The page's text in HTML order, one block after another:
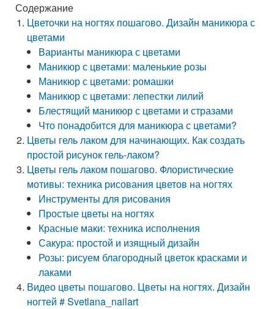
Содержание
Цветочки на ногтях пошагово. Дизайн маникюра с
цветами
Варианты маникюра с цветами
Маникюр с цветами: маленькие розы
Маникюр с цветами: ромашки
Маникюр с цветами: лепестки лилий
Блестящий маникюр с цветами и стразами
Что понадобится для маникюра с цветами?
Цветы гель лаком для начинающих. Как создать
простой рисунок гель-лаком?
Цветы гель лаком пошагово. Флористические
мотивы: техника рисования цветов на ногтях
Инструменты для рисования
Простые цветы на ногтях
Красные маки: техника исполнения
Сакура: простой и изящный дизайн
Розы: рисуем благородный цветок красками и
лаками
Видео цветы пошагово. Цветы на ногтях. Дизайн
ногтей # Svetlana_nailart